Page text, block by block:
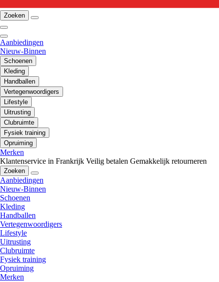
Zoeken
Aanbiedingen
Nieuw-Binnen
Schoenen
Kleding
Handballen
Vertegenwoordigers
Lifestyle
Uitrusting
Clubruimte
Fysiek training
Opruiming
Merken
Klantenservice in Frankrijk Veilig betalen Gemakkelijk retourneren
Zoeken
Aanbiedingen
Nieuw-Binnen
Schoenen
Kleding
Handballen
Vertegenwoordigers
Lifestyle
Uitrusting
Clubruimte
Fysiek training
Opruiming
Merken